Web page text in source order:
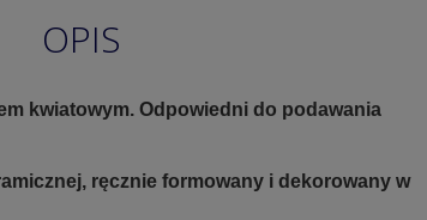
OPIS
kwiatowym. Odpowiedni do podawania
ręcznie formowany i dekorowany w